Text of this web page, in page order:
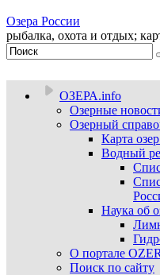
Озера России
рыбалка, охота и отдых;
ОЗЕРА.info
Озерные
Озерный
Карта
Водный
Наука об
О портале
Поиск по сайту